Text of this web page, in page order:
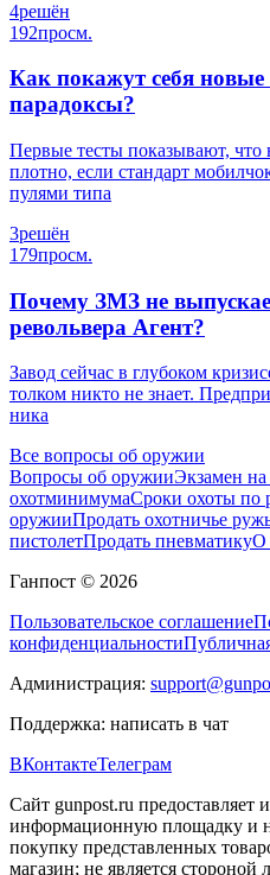
4решён
192просм.
Как покажут себя
парадоксы?
Первые тесты показывают, что
плотно, если стандарт
пулями типа
3решён
179просм.
Почему ЗМЗ не
револьвера Агент?
Завод сейчас в глубоком
толком никто не знает.
ника
Все вопросы об оружии
Вопросы об оружииЭкзамен
охотминимумаСроки охоты по
оружииПродать охотничье
пистолетПродать пневматикуО
Ганпост © 2026
Пользовательское соглашение
конфиденциальности
Администрация:
Поддержка: написать в чат
ВКонтактеТелеграм
Сайт gunpost.ru предоставляет
информационную площадку и
покупку представленных
магазин; не является